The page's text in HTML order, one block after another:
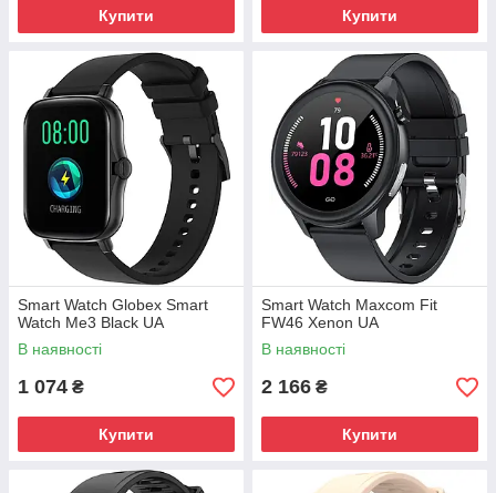
Купити Купити
Smart Watch Globex Smart
Watch Me3 Black UA
В наявності
1 074 ₴
Купити
Smart Watch Maxcom Fit
FW46 Xenon UA
В наявності
2 166 ₴
Купити